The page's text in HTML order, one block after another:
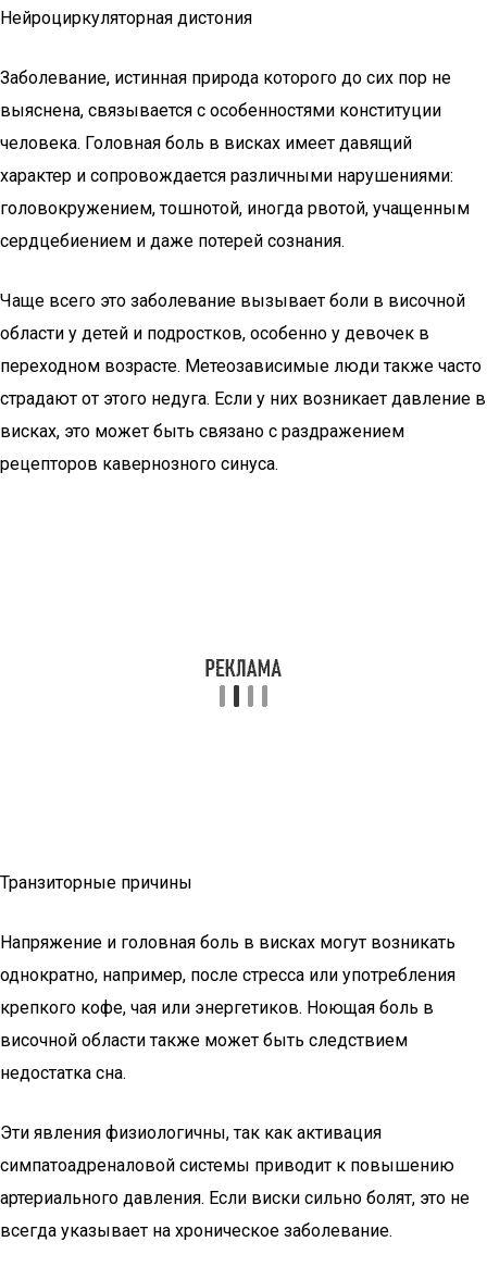
Нейроциркуляторная дистония
Заболевание, истинная природа которого до сих пор не
выяснена, связывается с особенностями конституции
человека. Головная боль в висках имеет давящий
характер и сопровождается различными нарушениями:
головокружением, тошнотой, иногда рвотой, учащенным
сердцебиением и даже потерей сознания.
Чаще всего это заболевание вызывает боли в височной
области у детей и подростков, особенно у девочек в
переходном возрасте. Метеозависимые люди также часто
страдают от этого недуга. Если у них возникает давление в
висках, это может быть связано с раздражением
рецепторов кавернозного синуса.
Транзиторные причины
Напряжение и головная боль в висках могут возникать
однократно, например, после стресса или употребления
крепкого кофе, чая или энергетиков. Ноющая боль в
височной области также может быть следствием
недостатка сна.
Эти явления физиологичны, так как активация
симпатоадреналовой системы приводит к повышению
артериального давления. Если виски сильно болят, это не
всегда указывает на хроническое заболевание.